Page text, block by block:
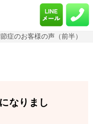
症のお客様の声（前半）
なりまし